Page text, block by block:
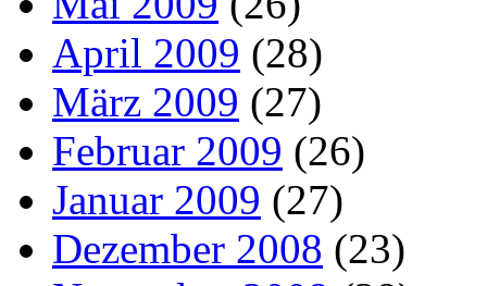
April 2009 (28)
März 2009 (27)
Februar 2009 (26)
Januar 2009 (27)
Dezember 2008 (23)